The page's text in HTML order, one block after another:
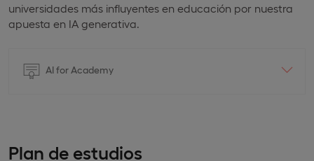
universidades más influyentes en educación por nuestra
apuesta en IA generativa.
AI for Academy
Plan de estudios